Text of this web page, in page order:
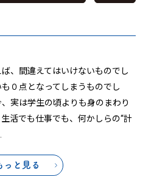
、間違えてはいけないものでし
０点となってしまうものでし
実は学生の頃よりも身のまわり
活でも仕事でも、何かしらの“計
っと見る